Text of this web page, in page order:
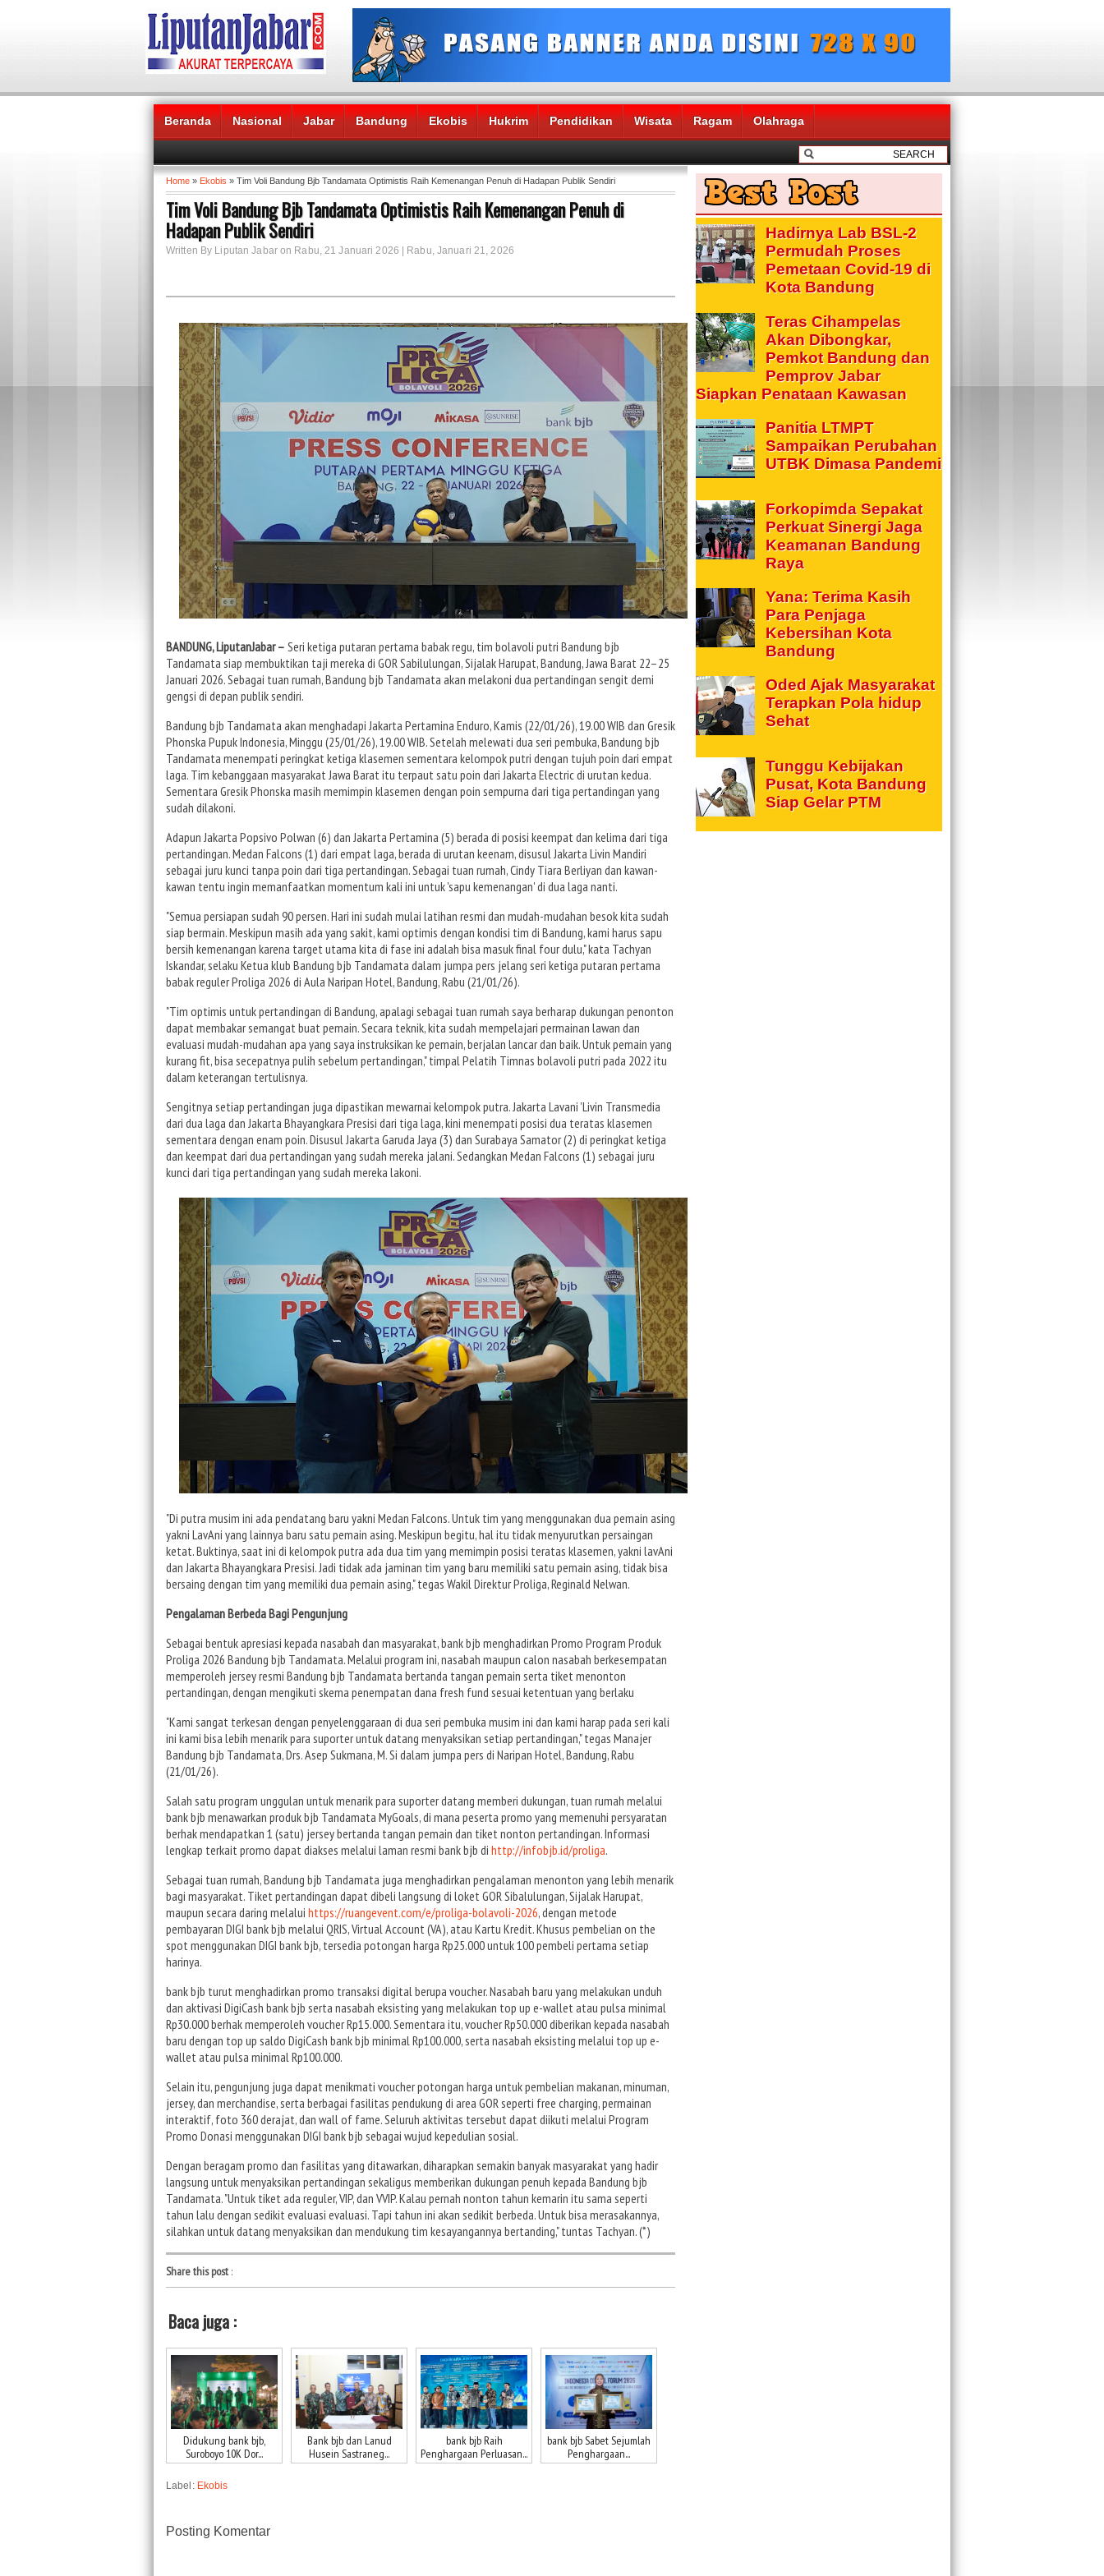
Beranda Nasional Jabar Bandung Ekobis Hukrim Pendidikan Wisata Ragam Olahraga
Headlines News :
Home » Ekobis » Tim Voli Bandung Bjb Tandamata Optimistis Raih Kemenangan Penuh di Hadapan Publik Sendiri
Tim Voli Bandung Bjb Tandamata Optimistis Raih Kemenangan Penuh di
Hadapan Publik Sendiri
Written By Liputan Jabar on Rabu, 21 Januari 2026 | Rabu, Januari 21, 2026
BANDUNG, LiputanJabar – Seri ketiga putaran pertama babak regu, tim bolavoli putri Bandung bjb
Tandamata siap membuktikan taji mereka di GOR Sabilulungan, Sijalak Harupat, Bandung, Jawa Barat 22–25
Januari 2026. Sebagai tuan rumah, Bandung bjb Tandamata akan melakoni dua pertandingan sengit demi
gengsi di depan publik sendiri.
Bandung bjb Tandamata akan menghadapi Jakarta Pertamina Enduro, Kamis (22/01/26), 19.00 WIB dan Gresik
Phonska Pupuk Indonesia, Minggu (25/01/26), 19.00 WIB. Setelah melewati dua seri pembuka, Bandung bjb
Tandamata menempati peringkat ketiga klasemen sementara kelompok putri dengan tujuh poin dari empat
laga. Tim kebanggaan masyarakat Jawa Barat itu terpaut satu poin dari Jakarta Electric di urutan kedua.
Sementara Gresik Phonska masih memimpin klasemen dengan poin sempurna dari tiga pertandingan yang
sudah dilakoni.
Adapun Jakarta Popsivo Polwan (6) dan Jakarta Pertamina (5) berada di posisi keempat dan kelima dari tiga
pertandingan. Medan Falcons (1) dari empat laga, berada di urutan keenam, disusul Jakarta Livin Mandiri
sebagai juru kunci tanpa poin dari tiga pertandingan. Sebagai tuan rumah, Cindy Tiara Berliyan dan kawan-
kawan tentu ingin memanfaatkan momentum kali ini untuk 'sapu kemenangan' di dua laga nanti.
"Semua persiapan sudah 90 persen. Hari ini sudah mulai latihan resmi dan mudah-mudahan besok kita sudah
siap bermain. Meskipun masih ada yang sakit, kami optimis dengan kondisi tim di Bandung, kami harus sapu
bersih kemenangan karena target utama kita di fase ini adalah bisa masuk final four dulu," kata Tachyan
Iskandar, selaku Ketua klub Bandung bjb Tandamata dalam jumpa pers jelang seri ketiga putaran pertama
babak reguler Proliga 2026 di Aula Naripan Hotel, Bandung, Rabu (21/01/26).
"Tim optimis untuk pertandingan di Bandung, apalagi sebagai tuan rumah saya berharap dukungan penonton
dapat membakar semangat buat pemain. Secara teknik, kita sudah mempelajari permainan lawan dan
evaluasi mudah-mudahan apa yang saya instruksikan ke pemain, berjalan lancar dan baik. Untuk pemain yang
kurang fit, bisa secepatnya pulih sebelum pertandingan," timpal Pelatih Timnas bolavoli putri pada 2022 itu
dalam keterangan tertulisnya.
Sengitnya setiap pertandingan juga dipastikan mewarnai kelompok putra. Jakarta Lavani 'Livin Transmedia
dari dua laga dan Jakarta Bhayangkara Presisi dari tiga laga, kini menempati posisi dua teratas klasemen
sementara dengan enam poin. Disusul Jakarta Garuda Jaya (3) dan Surabaya Samator (2) di peringkat ketiga
dan keempat dari dua pertandingan yang sudah mereka jalani. Sedangkan Medan Falcons (1) sebagai juru
kunci dari tiga pertandingan yang sudah mereka lakoni.
"Di putra musim ini ada pendatang baru yakni Medan Falcons. Untuk tim yang menggunakan dua pemain asing
yakni LavAni yang lainnya baru satu pemain asing. Meskipun begitu, hal itu tidak menyurutkan persaingan
ketat. Buktinya, saat ini di kelompok putra ada dua tim yang memimpin posisi teratas klasemen, yakni lavAni
dan Jakarta Bhayangkara Presisi. Jadi tidak ada jaminan tim yang baru memiliki satu pemain asing, tidak bisa
bersaing dengan tim yang memiliki dua pemain asing," tegas Wakil Direktur Proliga, Reginald Nelwan.
Pengalaman Berbeda Bagi Pengunjung
Sebagai bentuk apresiasi kepada nasabah dan masyarakat, bank bjb menghadirkan Promo Program Produk
Proliga 2026 Bandung bjb Tandamata. Melalui program ini, nasabah maupun calon nasabah berkesempatan
memperoleh jersey resmi Bandung bjb Tandamata bertanda tangan pemain serta tiket menonton
pertandingan, dengan mengikuti skema penempatan dana fresh fund sesuai ketentuan yang berlaku
"Kami sangat terkesan dengan penyelenggaraan di dua seri pembuka musim ini dan kami harap pada seri kali
ini kami bisa lebih menarik para suporter untuk datang menyaksikan setiap pertandingan," tegas Manajer
Bandung bjb Tandamata, Drs. Asep Sukmana, M. Si dalam jumpa pers di Naripan Hotel, Bandung, Rabu
(21/01/26).
Salah satu program unggulan untuk menarik para suporter datang memberi dukungan, tuan rumah melalui
bank bjb menawarkan produk bjb Tandamata MyGoals, di mana peserta promo yang memenuhi persyaratan
berhak mendapatkan 1 (satu) jersey bertanda tangan pemain dan tiket nonton pertandingan. Informasi
lengkap terkait promo dapat diakses melalui laman resmi bank bjb di http://infobjb.id/proliga.
Sebagai tuan rumah, Bandung bjb Tandamata juga menghadirkan pengalaman menonton yang lebih menarik
bagi masyarakat. Tiket pertandingan dapat dibeli langsung di loket GOR Sibalulungan, Sijalak Harupat,
maupun secara daring melalui https://ruangevent.com/e/proliga-bolavoli-2026, dengan metode
pembayaran DIGI bank bjb melalui QRIS, Virtual Account (VA), atau Kartu Kredit. Khusus pembelian on the
spot menggunakan DIGI bank bjb, tersedia potongan harga Rp25.000 untuk 100 pembeli pertama setiap
harinya.
bank bjb turut menghadirkan promo transaksi digital berupa voucher. Nasabah baru yang melakukan unduh
dan aktivasi DigiCash bank bjb serta nasabah eksisting yang melakukan top up e-wallet atau pulsa minimal
Rp30.000 berhak memperoleh voucher Rp15.000. Sementara itu, voucher Rp50.000 diberikan kepada nasabah
baru dengan top up saldo DigiCash bank bjb minimal Rp100.000, serta nasabah eksisting melalui top up e-
wallet atau pulsa minimal Rp100.000.
Selain itu, pengunjung juga dapat menikmati voucher potongan harga untuk pembelian makanan, minuman,
jersey, dan merchandise, serta berbagai fasilitas pendukung di area GOR seperti free charging, permainan
interaktif, foto 360 derajat, dan wall of fame. Seluruh aktivitas tersebut dapat diikuti melalui Program
Promo Donasi menggunakan DIGI bank bjb sebagai wujud kepedulian sosial.
Dengan beragam promo dan fasilitas yang ditawarkan, diharapkan semakin banyak masyarakat yang hadir
langsung untuk menyaksikan pertandingan sekaligus memberikan dukungan penuh kepada Bandung bjb
Tandamata. "Untuk tiket ada reguler, VIP, dan VVIP. Kalau pernah nonton tahun kemarin itu sama seperti
tahun lalu dengan sedikit evaluasi evaluasi. Tapi tahun ini akan sedikit berbeda. Untuk bisa merasakannya,
silahkan untuk datang menyaksikan dan mendukung tim kesayangannya bertanding," tuntas Tachyan. (*)
Share this post:
Baca juga :
Didukung bank bjb,
Suroboyo 10K Dor...
Bank bjb dan Lanud
Husein Sastraneg...
bank bjb Raih
Penghargaan Perluasan...
bank bjb Sabet Sejumlah
Penghargaan...
Label: Ekobis
Posting Komentar
Hadirnya Lab BSL-2
Permudah Proses
Pemetaan Covid-19 di
Kota Bandung
Teras Cihampelas
Akan Dibongkar,
Pemkot Bandung dan
Pemprov Jabar
Siapkan Penataan Kawasan
Panitia LTMPT
Sampaikan Perubahan
UTBK Dimasa Pandemi
Forkopimda Sepakat
Perkuat Sinergi Jaga
Keamanan Bandung
Raya
Yana: Terima Kasih
Para Penjaga
Kebersihan Kota
Bandung
Oded Ajak Masyarakat
Terapkan Pola hidup
Sehat
Tunggu Kebijakan
Pusat, Kota Bandung
Siap Gelar PTM